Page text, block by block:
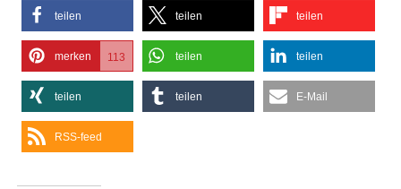
teilen teilen teilen
merken 113 teilen teilen
teilen teilen E-Mail
RSS-feed